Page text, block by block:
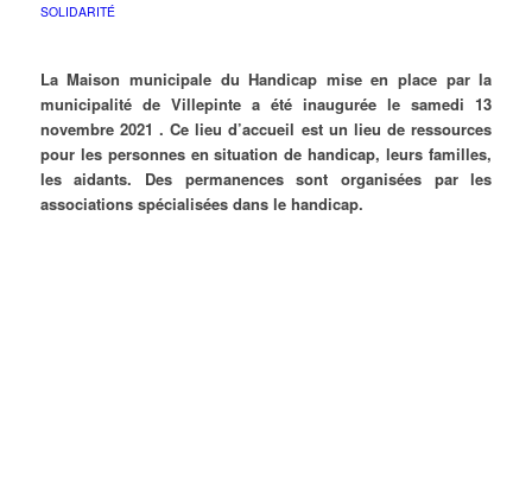
SOLIDARITÉ
La Maison municipale du Handicap mise en place par la
municipalité de Villepinte a été inaugurée le samedi 13
novembre 2021 . Ce lieu d’accueil est un lieu de ressources
pour les personnes en situation de handicap, leurs familles,
les aidants. Des permanences sont organisées par les
associations spécialisées dans le handicap.